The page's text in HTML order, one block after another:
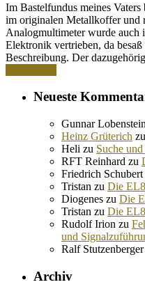
Im Bastelfundus meines
im originalen Metallkoffer und
Analogmultimeter wurde
Elektronik vertrieben, da
Beschreibung. Der
Neueste
Gunnar Lobenstein
Heinz Grüterich zu
Heli zu Suche
RFT Reinhard zu
Friedrich Schubert
Tristan zu Die
Diogenes zu Die
Tristan zu Die
Rudolf Irion zu
und
Ralf Stutzenberger
Archiv